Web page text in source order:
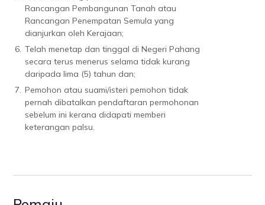
Rancangan Pembangunan Tanah atau
Rancangan Penempatan Semula yang
dianjurkan oleh Kerajaan;
6. Telah menetap dan tinggal di Negeri Pahang
secara terus menerus selama tidak kurang
daripada lima (5) tahun dan;
7. Pemohon atau suami/isteri pemohon tidak
pernah dibatalkan pendaftaran permohonan
sebelum ini kerana didapati memberi
keterangan palsu.